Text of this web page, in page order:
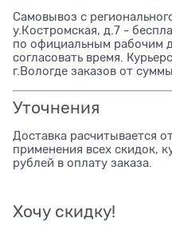
Самовывоз с
у.Костромская, д.7 -
по официальным рабочим
согласовать время.
г.Вологде заказов от
Уточнения
Доставка расчитывается
применения всех скидок,
рублей в оплату заказа.
Хочу скидку!